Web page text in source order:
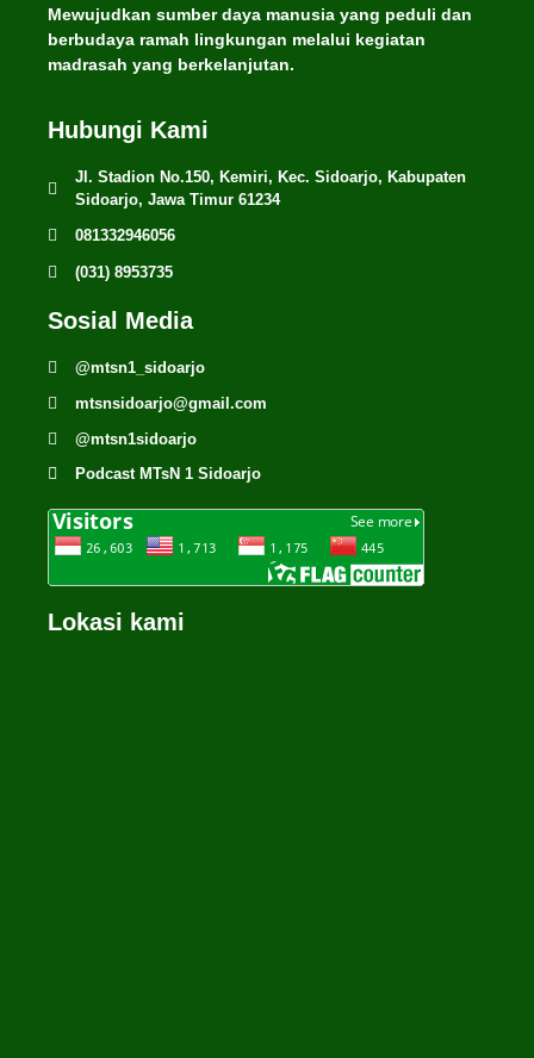
Mewujudkan sumber daya manusia yang peduli dan
berbudaya ramah lingkungan melalui kegiatan
madrasah yang berkelanjutan.
Hubungi Kami
Jl. Stadion No.150, Kemiri, Kec. Sidoarjo, Kabupaten
Sidoarjo, Jawa Timur 61234
081332946056
(031) 8953735
Sosial Media
@mtsn1_sidoarjo
mtsnsidoarjo@gmail.com
@mtsn1sidoarjo
Podcast MTsN 1 Sidoarjo
Lokasi kami